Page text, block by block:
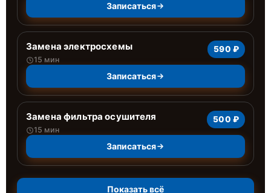
Записаться
Замена электросхемы
15 мин
590 ₽
Записаться
Замена фильтра осушителя
15 мин
500 ₽
Записаться
Показать всё